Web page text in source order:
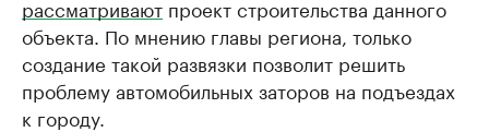
рассматривают проект строительства данного
объекта. По мнению главы региона, только
создание такой развязки позволит решить
проблему автомобильных заторов на подъездах
к городу.